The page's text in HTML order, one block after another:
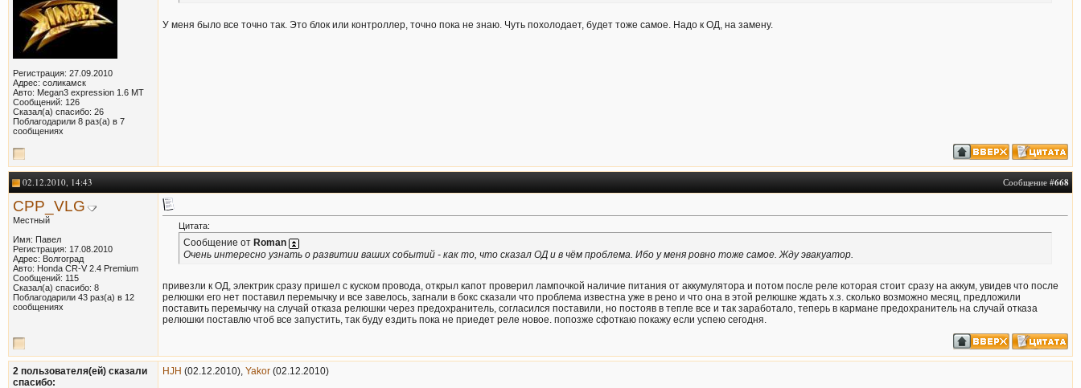
Регистрация: 27.09.2010
Адрес: соликамск
Авто: Megan3 expression 1.6 MT
Сообщений: 126
Сказал(а) спасибо: 26
Поблагодарили 8 раз(а) в 7
сообщениях
У меня было все точно так. Это блок или контроллер, точно пока не знаю. Чуть похолодает, будет тоже самое. Надо к ОД, на замену.
02.12.2010, 14:43 Сообщение #668
CPP_VLG
Местный
Имя: Павел
Регистрация: 17.08.2010
Адрес: Волгоград
Авто: Honda CR-V 2.4 Premium
Сообщений: 115
Сказал(а) спасибо: 8
Поблагодарили 43 раз(а) в 12
сообщениях
Цитата:
Сообщение от Roman
Очень интересно узнать о развитии ваших событий - как то, что сказал ОД и в чём проблема. Ибо у меня ровно тоже самое. Жду эвакуатор.
привезли к ОД, электрик сразу пришел с куском провода, открыл капот проверил лампочкой наличие питания от аккумулятора и потом после реле которая стоит сразу на аккум, увидев что после
релюшки его нет поставил перемычку и все завелось, загнали в бокс сказали что проблема известна уже в рено и что она в этой релюшке ждать х.з. сколько возможно месяц, предложили
поставить перемычку на случай отказа релюшки через предохранитель, согласился поставили, но постояв в тепле все и так заработало, теперь в кармане предохранитель на случай отказа
релюшки поставлю чтоб все запустить, так буду ездить пока не приедет реле новое. попозже сфоткаю покажу если успею сегодня.
2 пользователя(ей) сказали
cпасибо:
HJH (02.12.2010), Yakor (02.12.2010)